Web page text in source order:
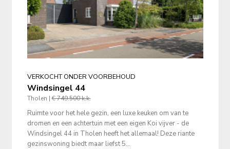
VERKOCHT ONDER VOORBEHOUD
Windsingel 44
Tholen |€ 749.500 k.k.
Ruimte voor het hele gezin, een luxe keuken om van te
dromen en een achtertuin met een eigen Koi vijver - de
Windsingel 44 in Tholen heeft het allemaal! Deze riante
gezinswoning biedt maar liefst 5...